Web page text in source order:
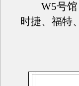
W5号馆：
时捷、福特